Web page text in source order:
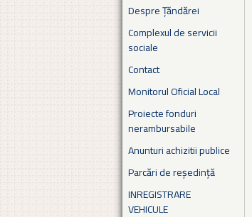
Despre Țăndărei
Complexul de servicii
sociale
Contact
Monitorul Oficial Local
Proiecte fonduri
nerambursabile
Anunturi achizitii publice
Parcări de reședință
INREGISTRARE
VEHICULE